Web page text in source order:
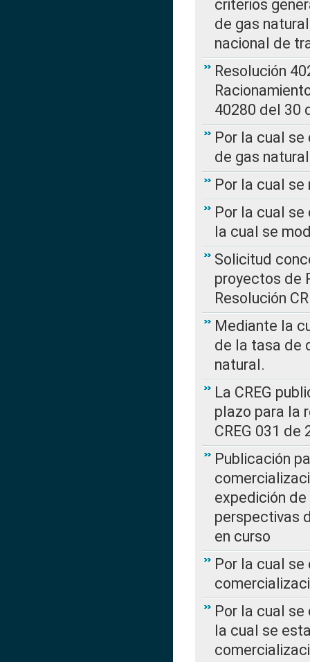
criterios
de gas
nacional de
Resolución
40280 del 30
Por la cual
de gas natural
Por la cual se
Por la cual se
la cual se
Solicitud
proyectos de
Resolución
Mediante la
de la tasa de
natural.
La CREG
plazo para la
CREG 031 de
Publicación
expedición de
perspectivas
en curso
Por la cual
Por la cual se
la cual se